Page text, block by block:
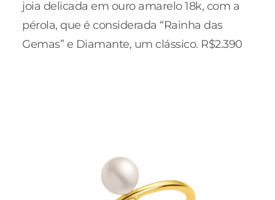
joia delicada em ouro amarelo 18k, com a
pérola, que é considerada “Rainha das
Gemas” e Diamante, um clássico. R$2.390